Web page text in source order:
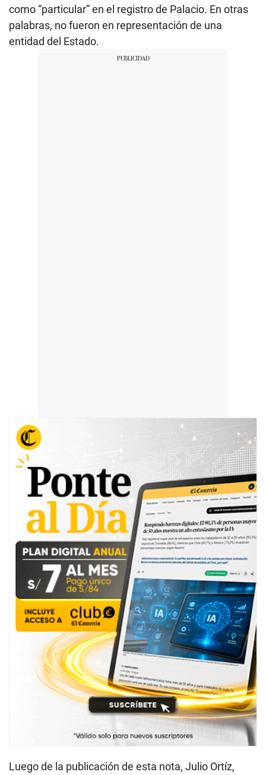
como “particular” en el registro de Palacio. En otras
palabras, no fueron en representación de una
entidad del Estado.
Luego de la publicación de esta nota, Julio Ortíz,